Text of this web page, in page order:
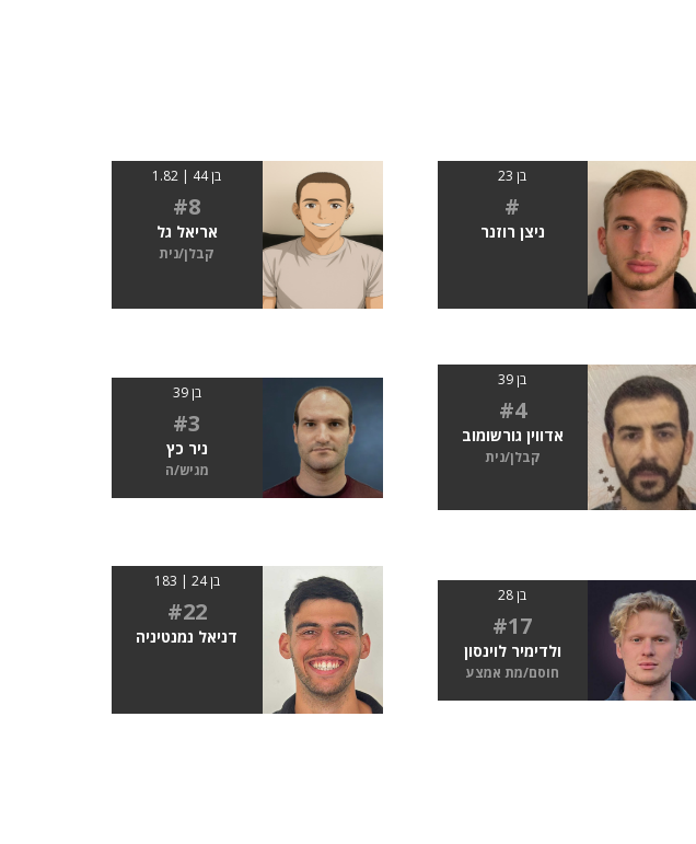
בן 23
#
ניצן רוזנר
בן 44 | 1.82
#8
אריאל גל
קבלן/נית
בן 39
#4
אדווין גורשומוב
קבלן/נית
בן 39
#3
ניר כץ
מגיש/ה
בן 28
#17
ולדימיר לוינסון
חוסם/מת אמצע
בן 24 | 183
#22
דניאל נמנטיניה